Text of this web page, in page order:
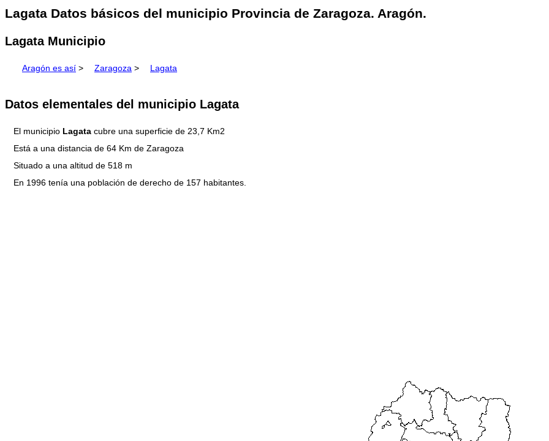
Lagata Datos básicos del municipio Provincia de Zaragoza. Aragón.
Lagata Municipio
Aragón es así > Zaragoza > Lagata
Datos elementales del municipio Lagata
El municipio Lagata cubre una superficie de 23,7 Km2
Está a una distancia de 64 Km de Zaragoza
Situado a una altitud de 518 m
En 1996 tenía una población de derecho de 157 habitantes.